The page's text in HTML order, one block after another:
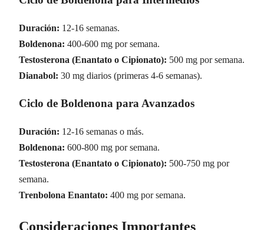
Duración: 12-16 semanas.
Boldenona: 400-600 mg por semana.
Testosterona (Enantato o Cipionato): 500 mg por semana.
Dianabol: 30 mg diarios (primeras 4-6 semanas).
Ciclo de Boldenona para Avanzados
Duración: 12-16 semanas o más.
Boldenona: 600-800 mg por semana.
Testosterona (Enantato o Cipionato): 500-750 mg por
semana.
Trenbolona Enantato: 400 mg por semana.
Consideraciones Importantes